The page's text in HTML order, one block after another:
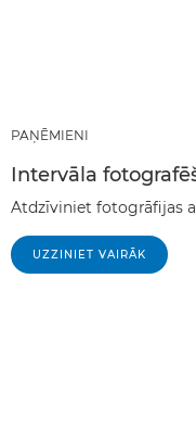
PAŅĒMIENI
Intervāla
Atdzīviniet fotogrāfijas
UZZINIET VAIRĀK